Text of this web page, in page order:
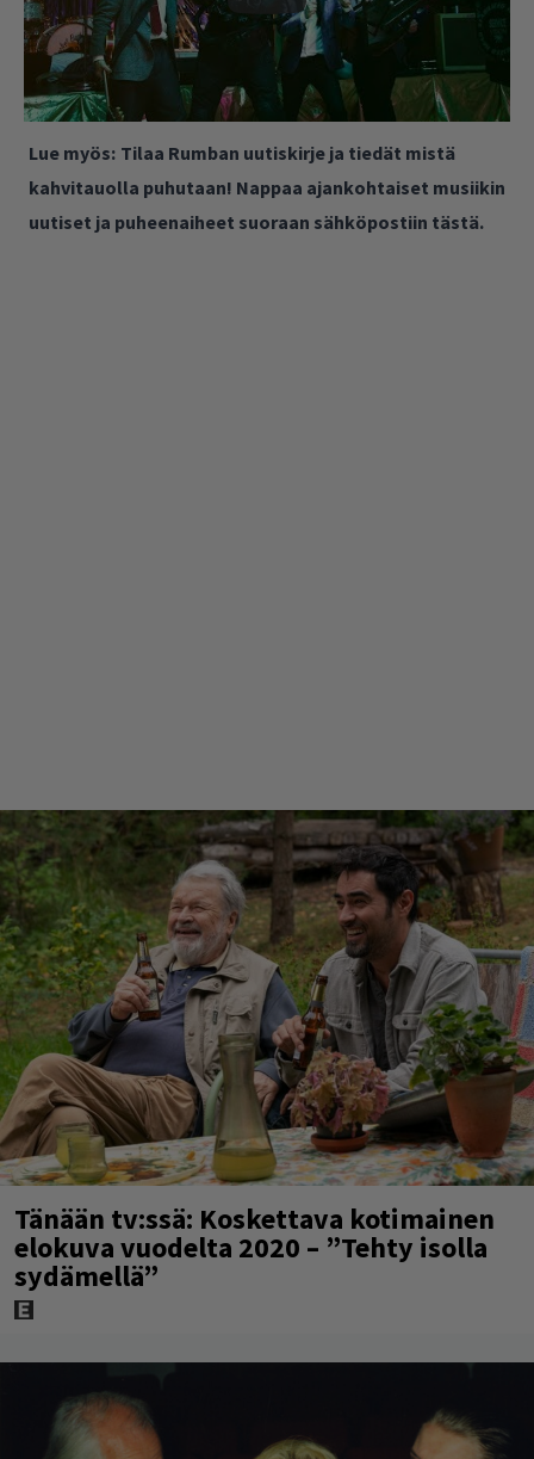
Lue myös: Tilaa Rumban uutiskirje ja tiedät mistä
kahvitauolla puhutaan! Nappaa ajankohtaiset musiikin
uutiset ja puheenaiheet suoraan sähköpostiin tästä.
Tänään tv:ssä: Koskettava kotimainen
elokuva vuodelta 2020 – ”Tehty isolla
sydämellä”